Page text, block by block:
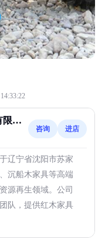
限公
咨询 进店
辽宁省沈阳市苏家
沉船木家具等高端
源再生领域。公司
队，提供红木家具